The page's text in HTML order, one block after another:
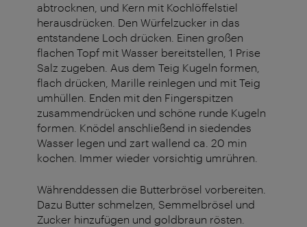
abtrocknen, und Kern mit Kochlöffelstiel
herausdrücken. Den Würfelzucker in das
entstandene Loch drücken. Einen großen
flachen Topf mit Wasser bereitstellen, 1 Prise
Salz zugeben. Aus dem Teig Kugeln formen,
flach drücken, Marille reinlegen und mit Teig
umhüllen. Enden mit den Fingerspitzen
zusammendrücken und schöne runde Kugeln
formen. Knödel anschließend in siedendes
Wasser legen und zart wallend ca. 20 min
kochen. Immer wieder vorsichtig umrühren.
Währenddessen die Butterbrösel vorbereiten.
Dazu Butter schmelzen, Semmelbrösel und
Zucker hinzufügen und goldbraun rösten.